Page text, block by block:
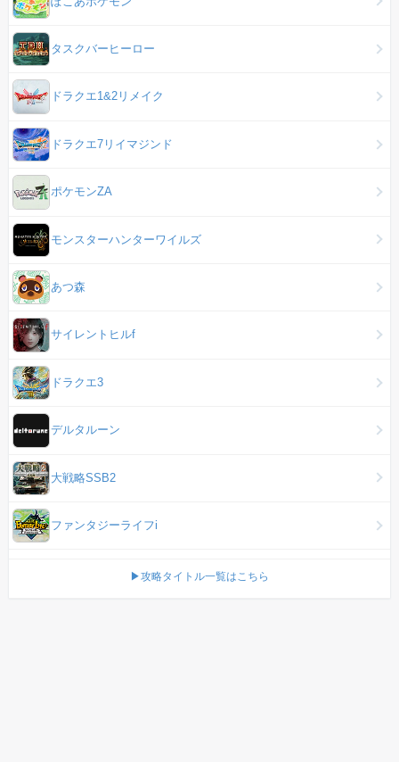
タスクバーヒーロー
ドラクエ1&2リメイク
ドラクエ7リイマジンド
ポケモンZA
モンスターハンターワイルズ
あつ森
サイレントヒルf
ドラクエ3
デルタルーン
大戦略SSB2
ファンタジーライフi
▶攻略タイトル一覧はこちら